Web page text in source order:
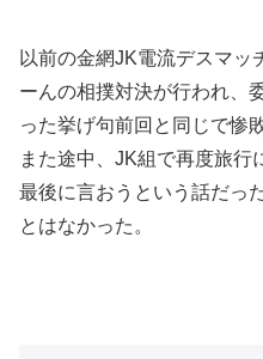
以前の金網JK電流デスマッ
ーんの相撲対決が行われ、
った挙げ句前回と同じで惨
また途中、JK組で再度旅行
最後に言おうという話だっ
とはなかった。